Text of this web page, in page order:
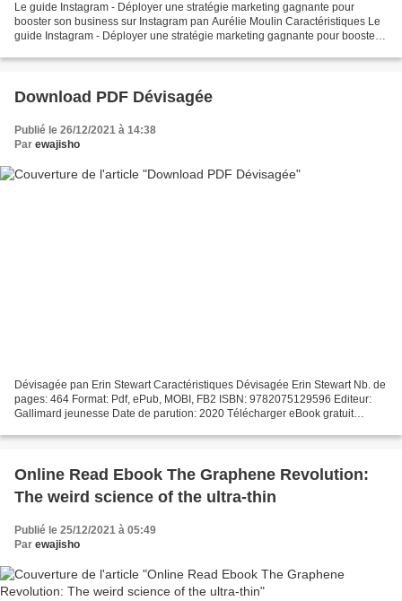
Le guide Instagram - Déployer une stratégie marketing gagnante pour
booster son business sur Instagram pan Aurélie Moulin Caractéristiques Le
guide Instagram - Déployer une stratégie marketing gagnante pour booster
Download PDF Dévisagée
Publié le 26/12/2021 à 14:38
Par ewajisho
Dévisagée pan Erin Stewart Caractéristiques Dévisagée Erin Stewart Nb. de
pages: 464 Format: Pdf, ePub, MOBI, FB2 ISBN: 9782075129596 Editeur:
Gallimard jeunesse Date de parution: 2020 Télécharger eBook gratuit
Online Read Ebook The Graphene Revolution:
The weird science of the ultra-thin
Publié le 25/12/2021 à 05:49
Par ewajisho